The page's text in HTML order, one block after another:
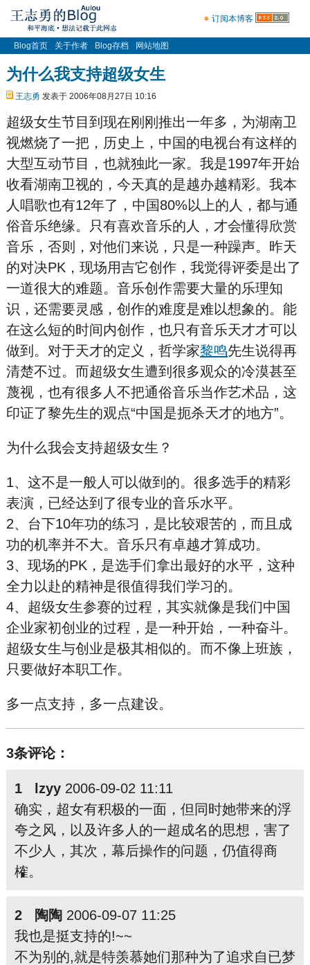
订阅本博客
Blog首页 关于作者 Blog存档 网站地图
为什么我支持超级女生
王志勇 发表于 2006年08月27日 10:16
超级女生节目到现在刚刚推出一年多，为湖南卫
视燃烧了一把，历史上，中国的电视台有这样的
大型互动节目，也就独此一家。我是1997年开始
收看湖南卫视的，今天真的是越办越精彩。我本
人唱歌也有12年了，中国80%以上的人，都与通
俗音乐绝缘。只有喜欢音乐的人，才会懂得欣赏
音乐，否则，对他们来说，只是一种躁声。昨天
的对决PK，现场用吉它创作，我觉得评委是出了
一道很大的难题。音乐创作需要大量的乐理知
识，还需要灵感，创作的难度是难以想象的。能
在这么短的时间内创作，也只有音乐天才才可以
做到。对于天才的定义，哲学家黎鸣先生说得再
清楚不过。而超级女生遭到很多观众的冷漠甚至
蔑视，也有很多人不把通俗音乐当作艺术品，这
印证了黎先生的观点“中国是扼杀天才的地方”。
为什么我会支持超级女生？
1、这不是一般人可以做到的。很多选手的精彩
表演，已经达到了很专业的音乐水平。
2、台下10年功的练习，是比较艰苦的，而且成
功的机率并不大。音乐只有卓越才算成功。
3、现场的PK，是选手们拿出最好的水平，这种
全力以赴的精神是很值得我们学习的。
4、超级女生参赛的过程，其实就像是我们中国
企业家初创业的过程，是一种开始，一种奋斗。
超级女生与创业是极其相似的。而不像上班族，
只要做好本职工作。
多一点支持，多一点建设。
3条评论：
1 lzyy2006-09-02 11:11
确实，超女有积极的一面，但同时她带来的浮
夸之风，以及许多人的一超成名的思想，害了
不少人，其次，幕后操作的问题，仍值得商
榷。
2 陶陶2006-09-07 11:25
我也是挺支持的!~~
不为别的,就是特羡慕她们那种为了追求自已梦